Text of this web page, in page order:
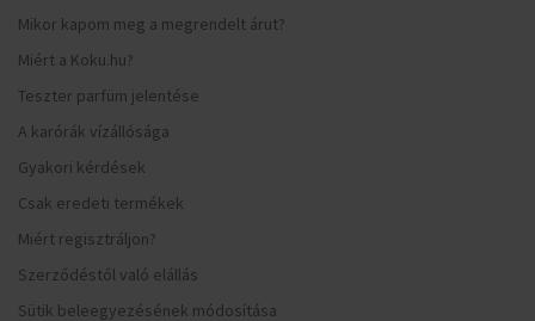
Mikor kapom meg a megrendelt árut?
Miért a Koku.hu?
Teszter parfüm jelentése
A karórák vízállósága
Gyakori kérdések
Csak eredeti termékek
Miért regisztráljon?
Szerződéstől való elállás
Sütik beleegyezésének módosítása